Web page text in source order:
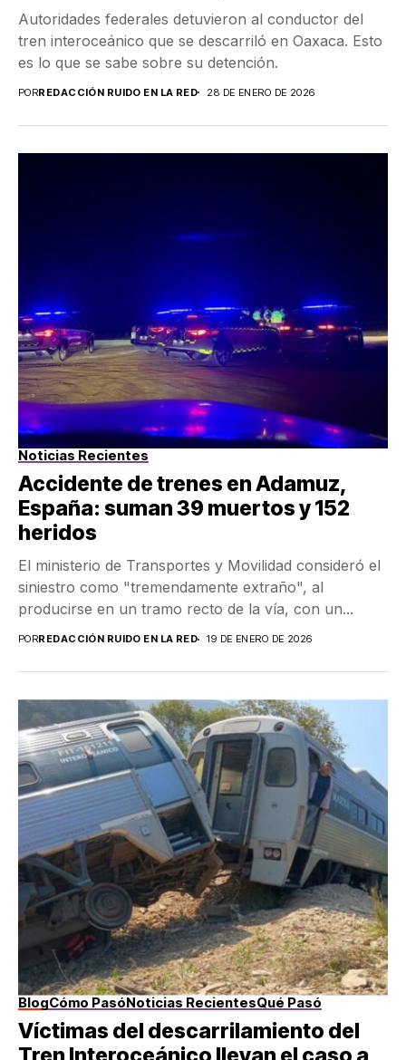
Autoridades federales detuvieron al conductor del
tren interoceánico que se descarriló en Oaxaca. Esto
es lo que se sabe sobre su detención.
PORREDACCIÓN RUIDO EN LA RED 28 DE ENERO DE 2026
Noticias Recientes
Accidente de trenes en Adamuz,
España: suman 39 muertos y 152
heridos
El ministerio de Transportes y Movilidad consideró el
siniestro como "tremendamente extraño", al
producirse en un tramo recto de la vía, con un...
PORREDACCIÓN RUIDO EN LA RED 19 DE ENERO DE 2026
BlogCómo PasóNoticias RecientesQué Pasó
Víctimas del descarrilamiento del